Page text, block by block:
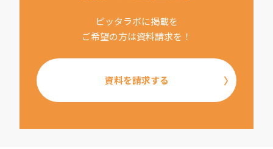
ピッタラボに掲載を
ご希望の方は資料請求を！
資料を請求する